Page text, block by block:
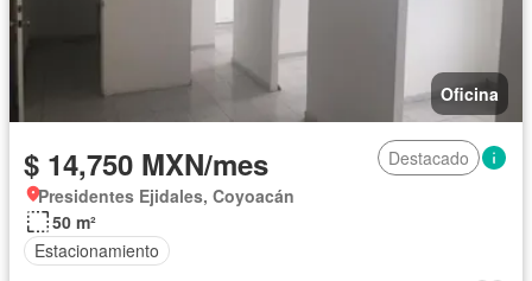
Oficina
$ 14,750 MXN/mes
Destacado
Presidentes Ejidales, Coyoacán
50 m²
Estacionamiento